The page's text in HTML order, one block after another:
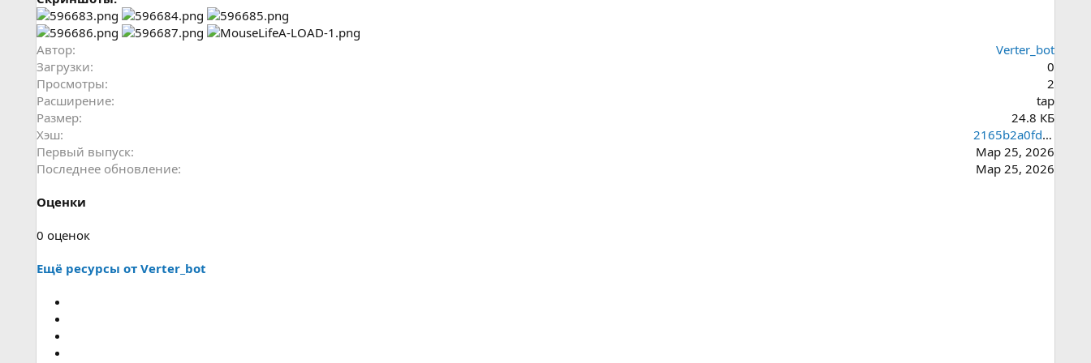
Автор
Verter_bot
Загрузки
0
Просмотры
2
Расширение
tap
Размер
24.8 КБ
Хэш
2165b2a0fd8ec66db49e4d65dee281b5
Первый выпуск
Мар 25, 2026
Последнее обновление
Мар 25, 2026
Оценки
0
0
0 оценок
Ещё ресурсы от Verter_bot